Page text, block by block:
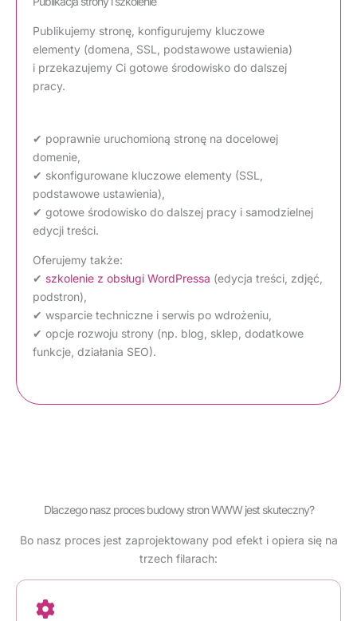
Publikujemy stronę, konfigurujemy kluczowe
elementy (domena, SSL, podstawowe ustawienia)
i przekazujemy Ci gotowe środowisko do dalszej
pracy.
✔ poprawnie uruchomioną stronę na docelowej
domenie,
✔ skonfigurowane kluczowe elementy (SSL,
podstawowe ustawienia),
✔ gotowe środowisko do dalszej pracy i samodzielnej
edycji treści.
Oferujemy także:
✔ szkolenie z obsługi WordPressa (edycja treści, zdjęć,
podstron),
✔ wsparcie techniczne i serwis po wdrożeniu,
✔ opcje rozwoju strony (np. blog, sklep, dodatkowe
funkcje, działania SEO).
Dlaczego nasz proces budowy stron WWW jest skuteczny?
Bo nasz proces jest zaprojektowany pod efekt i opiera się na
trzech filarach: